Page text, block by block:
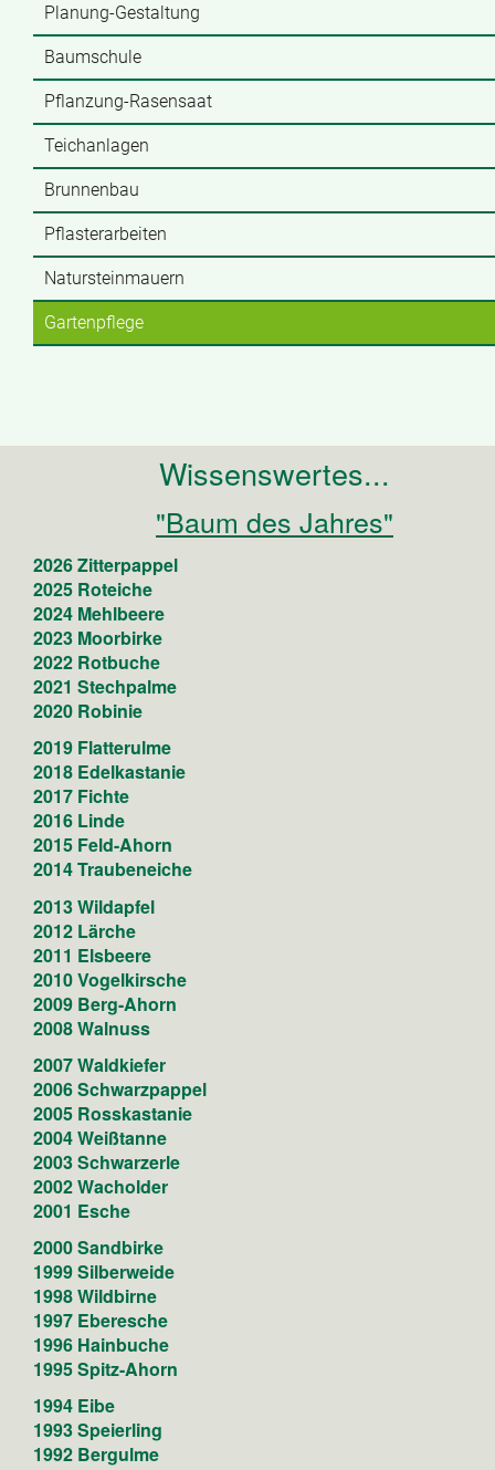
Planung-Gestaltung
Baumschule
Pflanzung-Rasensaat
Teichanlagen
Brunnenbau
Pflasterarbeiten
Natursteinmauern
Gartenpflege
Wissenswertes...
"Baum des Jahres"
2026 Zitterpappel
2025 Roteiche
2024 Mehlbeere
2023 Moorbirke
2022 Rotbuche
2021 Stechpalme
2020 Robinie
2019 Flatterulme
2018 Edelkastanie
2017 Fichte
2016 Linde
2015 Feld-Ahorn
2014 Traubeneiche
2013 Wildapfel
2012 Lärche
2011 Elsbeere
2010 Vogelkirsche
2009 Berg-Ahorn
2008 Walnuss
2007 Waldkiefer​
2006 Schwarzpappel
2005 Rosskastanie
2004 Weißtanne
2003 Schwarzerle
2002 Wacholder
2001 Esche
2000 Sandbirke
1999 Silberweide
1998 Wildbirne
1997 Eberesche
1996 Hainbuche
1995 Spitz-Ahorn
1994 Eibe
1993 Speierling
1992 Bergulme